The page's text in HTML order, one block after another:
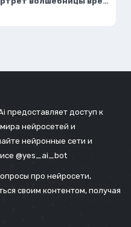
предоставляет доступ к
нейросетей и
нейронные сети и
@yes_ai_bot
про нейросети,
своим контентом, получая